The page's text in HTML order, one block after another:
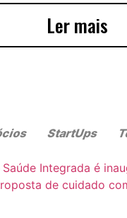
Ler mais